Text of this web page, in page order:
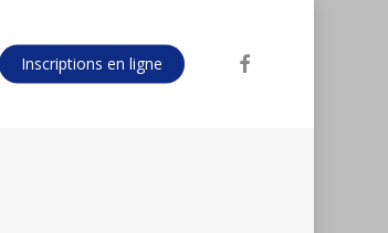
Inscriptions en ligne facebook